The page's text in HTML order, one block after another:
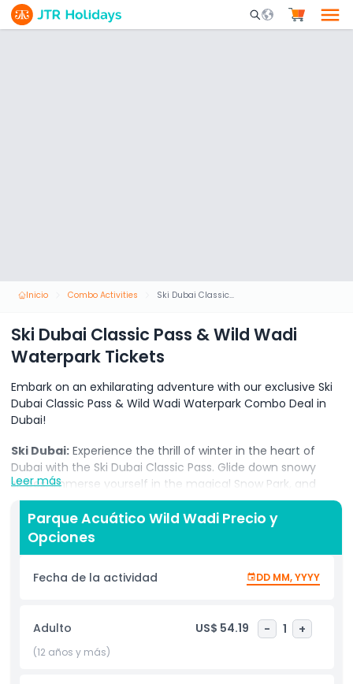
Mobile Search
Inicio Combo Activities Ski Dubai Classic Pass & Wild Wadi Waterpark Tickets
Ski Dubai Classic Pass & Wild Wadi
Waterpark Tickets
Embark on an exhilarating adventure with our exclusive Ski
Dubai Classic Pass & Wild Wadi Waterpark Combo Deal in
Dubai!
Ski Dubai: Experience the thrill of winter in the heart of
Dubai with the Ski Dubai Classic Pass. Glide down snowy
slopes, immerse yourself in the magical Snow Park, and
enjoy breathtaking views from the chairlift. Whether you're
a seasoned skier or a first-timer, Ski Dubai offers an
unforgettable winter wonderland experience for everyone.
adventure at Wild Wadi Waterpark. Experience thrilling
of water-filled fun and excitement for visitors of all ages.
Book your Combo Deal now and save on the Ski Dubai
Leer más
Parque Acuático Wild Wadi Precio y
Opciones
Fecha de la actividad DD MM, YYYY
Adulto US$ 54.19 - 1 +
(12 años y más)